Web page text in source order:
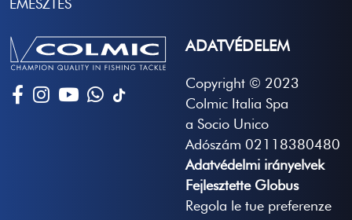
ADATVÉDELEM
Copyright © 2023
Colmic Italia Spa
a Socio Unico
Adószám 02118380480
Adatvédelmi irányelvek
Fejlesztette Globus
Regola le tue preferenze